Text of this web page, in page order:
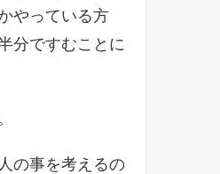
やっている方
分ですむことに
の事を考えるの